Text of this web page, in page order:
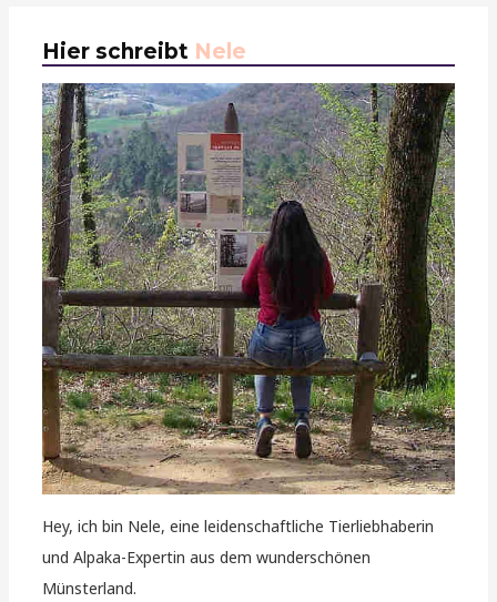
Hier schreibt Nele
Hey, ich bin Nele, eine leidenschaftliche Tierliebhaberin
und Alpaka-Expertin aus dem wunderschönen
Münsterland.